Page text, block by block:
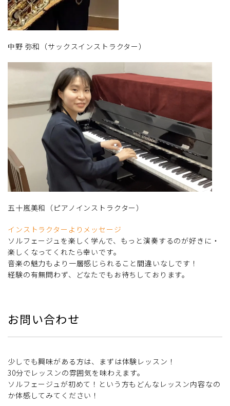
中野 弥和（サックスインストラクター）
五十嵐美和（ピアノインストラクター）
インストラクターよりメッセージ
ソルフェージュを楽しく学んで、もっと演奏するのが好きに・
楽しくなってくれたら幸いです。
音楽の魅力もより一層感じられること間違いなしです！
経験の有無問わず、どなたでもお待ちしております。
お問い合わせ
少しでも興味がある方は、まずは体験レッスン！
30分でレッスンの雰囲気を味わえます。
ソルフェージュが初めて！という方もどんなレッスン内容なの
か体感してみてください！